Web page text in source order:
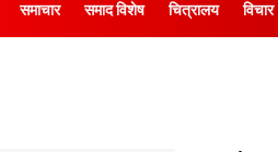
समाचार समाद विशेष चित्रालय विचार